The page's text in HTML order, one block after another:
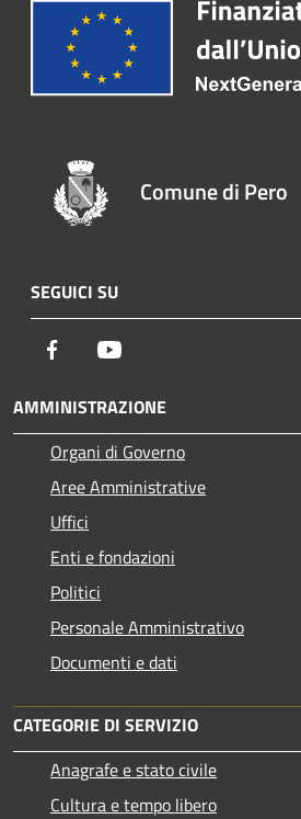
Comune di Pero
SEGUICI SU
Facebook
AMMINISTRAZIONE
Organi di Governo
Aree Amministrative
Uffici
Enti e fondazioni
Politici
Personale Amministrativo
Documenti e dati
CATEGORIE DI SERVIZIO
Anagrafe e stato civile
Cultura e tempo libero